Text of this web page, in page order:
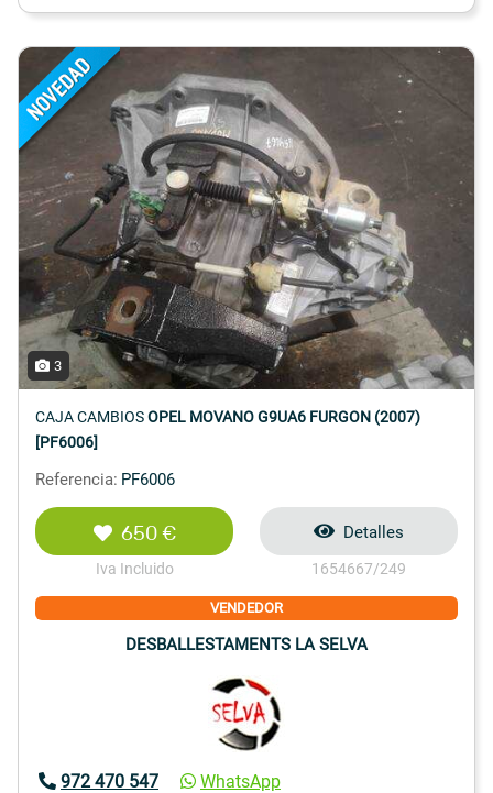
3
CAJA CAMBIOSOPEL MOVANO G9UA6 FURGON (2007)
[PF6006]
Referencia: PF6006
650 €
Iva Incluido
Detalles
1654667/249
VENDEDOR
DESBALLESTAMENTS LA SELVA
972 470 547
WhatsApp